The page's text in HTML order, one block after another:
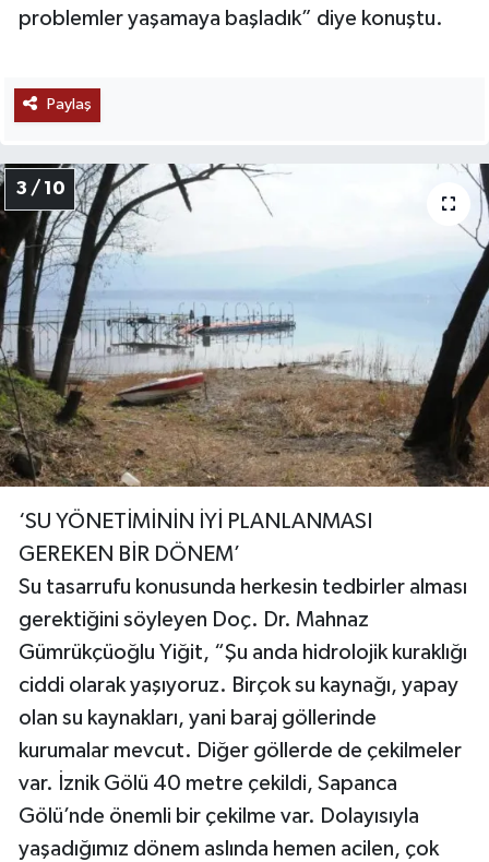
problemler yaşamaya başladık” diye konuştu.
Paylaş
3 / 10
‘SU YÖNETİMİNİN İYİ PLANLANMASI
GEREKEN BİR DÖNEM’
Su tasarrufu konusunda herkesin tedbirler alması
gerektiğini söyleyen Doç. Dr. Mahnaz
Gümrükçüoğlu Yiğit, “Şu anda hidrolojik kuraklığı
ciddi olarak yaşıyoruz. Birçok su kaynağı, yapay
olan su kaynakları, yani baraj göllerinde
kurumalar mevcut. Diğer göllerde de çekilmeler
var. İznik Gölü 40 metre çekildi, Sapanca
Gölü’nde önemli bir çekilme var. Dolayısıyla
yaşadığımız dönem aslında hemen acilen, çok